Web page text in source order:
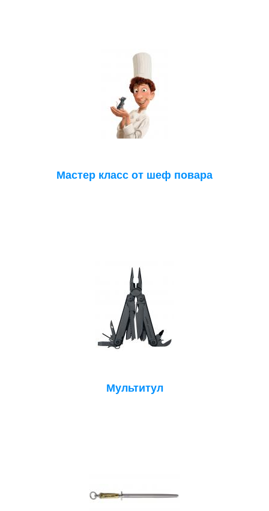
Мастер класс от шеф повара
Мультитул